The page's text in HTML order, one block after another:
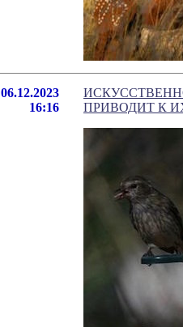
06.12.2023
16:16
ПРИВОДИТ К